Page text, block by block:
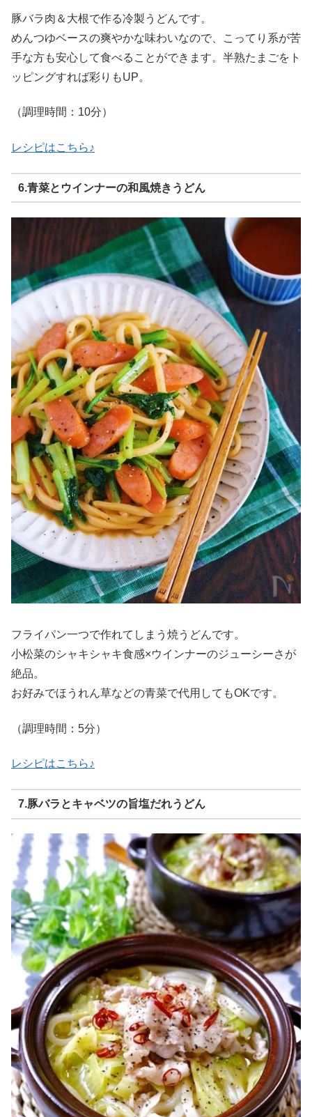
豚バラ肉＆大根で作る冷製うどんです。
めんつゆベースの爽やかな味わいなので、こってり系が苦
手な方も安心して食べることができます。半熟たまごをト
ッピングすれば彩りもUP。
（調理時間：10分）
レシピはこちら♪
6.青菜とウインナーの和風焼きうどん
フライパン一つで作れてしまう焼うどんです。
小松菜のシャキシャキ食感×ウインナーのジューシーさが
絶品。
お好みでほうれん草などの青菜で代用してもOKです。
（調理時間：5分）
レシピはこちら♪
7.豚バラとキャベツの旨塩だれうどん